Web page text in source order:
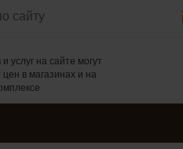
услуг на сайте могут
цен в магазинах и на